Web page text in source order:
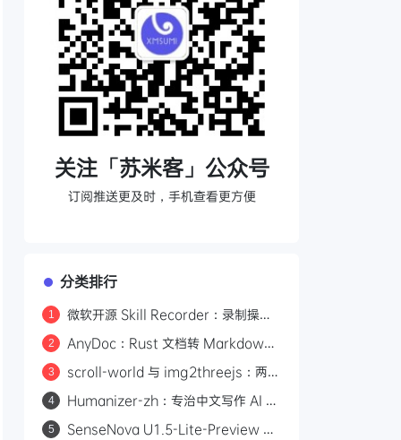
关注「苏米客」公众号
订阅推送更及时，手机查看更方便
分类排行
1
微软开源 Skill Recorder：录制操作
2
AnyDoc：Rust 文档转 Markdown
3
scroll-world 与 img2threejs：两个
做网页和 3D 模型
4
Humanizer-zh：专治中文写作 AI 味
5
SenseNova U1.5-Lite-Preview 开